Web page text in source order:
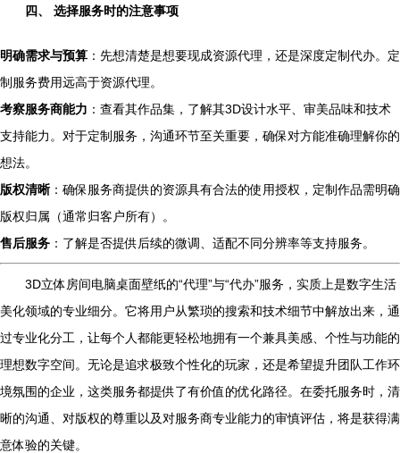
四、 选择服务时的注意事项
明确需求与预算 ：先想清楚是想要现成资源代理，还是深度定制代办。定
制服务费用远高于资源代理。
考察服务商能力 ：查看其作品集，了解其3D设计水平、审美品味和技术
支持能力。对于定制服务，沟通环节至关重要，确保对方能准确理解你的
想法。
版权清晰：确保服务商提供的资源具有合法的使用授权，定制作品需明确
版权归属（通常归客户所有）。
售后服务 ：了解是否提供后续的微调、适配不同分辨率等支持服务。
3D立体房间电脑桌面壁纸的“代理”与“代办”服务，实质上是数字生活
美化领域的专业细分。它将用户从繁琐的搜索和技术细节中解放出来，通
过专业化分工，让每个人都能更轻松地拥有一个兼具美感、个性与功能的
理想数字空间。无论是追求极致个性化的玩家，还是希望提升团队工作环
境氛围的企业，这类服务都提供了有价值的优化路径。在委托服务时，清
晰的沟通、对版权的尊重以及对服务商专业能力的审慎评估，将是获得满
意体验的关键。